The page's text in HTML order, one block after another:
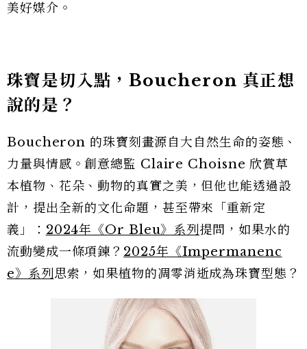
美好媒介。
珠寶是切入點，Boucheron 真正想
說的是？
Boucheron 的珠寶刻畫源自大自然生命的姿態、
力量與情感。創意總監 Claire Choisne 欣賞草
本植物、花朵、動物的真實之美，但他也能透過設
計，提出全新的文化命題，甚至帶來「重新定
義」： 2024年《Or Bleu》系列 提問，如果水的
流動變成一條項鍊？ 2025年《Impermanenc
e》系列 思索，如果植物的凋零消逝成為珠寶型態？